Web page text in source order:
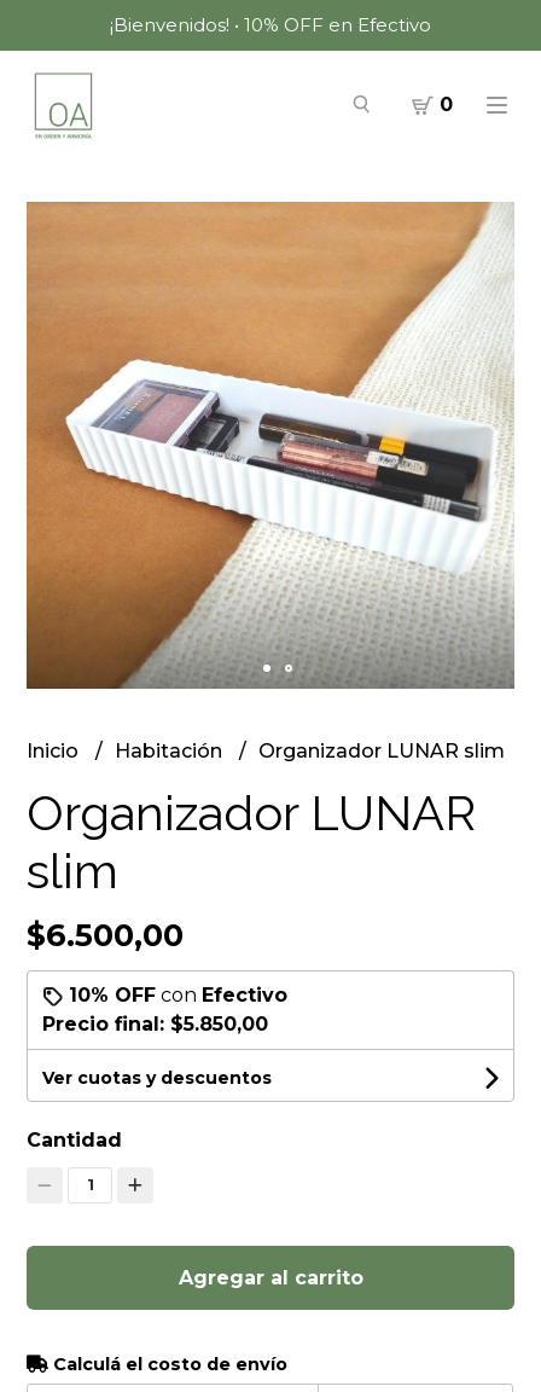
¡Bienvenidos! • 10% OFF en Efectivo
0
Inicio Habitación Organizador LUNAR slim
Organizador LUNAR
slim
$6.500,00
10% OFF con Efectivo
Precio final: $5.850,00
Ver cuotas y descuentos
Cantidad
1
Agregar al carrito
Calculá el costo de envío